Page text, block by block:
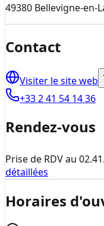
49380 Bellevigne-en-
Contact
Visiter le site web
+33 2 41 54 14 36
Rendez-vous
Prise de RDV au
détaillées
Horaires